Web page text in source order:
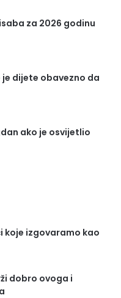
za 2026 godinu
je dijete obavezno da
ako je osvijetlio
koje izgovaramo kao
dobro ovoga i